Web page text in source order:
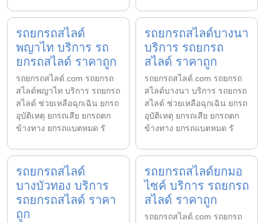
รถยกรถสไลด์
พญาไท บริการ รถ
ยกรถสไลด์ ราคาถูก
รถยกรถสไลด์.com รถยกรถ
สไลด์พญาไท บริการ รถยกรถ
สไลด์ ช่วยเหลือฉุกเฉิน ยกรถ
อุบัติเหตุ ยกรถเสีย ยกรถตก
ข้างทาง ยกรถแบตหมด รั
รถยกรถสไลด์บางนา
บริการ รถยกรถ
สไลด์ ราคาถูก
รถยกรถสไลด์.com รถยกรถ
สไลด์บางนา บริการ รถยกรถ
สไลด์ ช่วยเหลือฉุกเฉิน ยกรถ
อุบัติเหตุ ยกรถเสีย ยกรถตก
ข้างทาง ยกรถแบตหมด รั
รถยกรถสไลด์
บางบัวทอง บริการ
รถยกรถสไลด์ ราคา
ถูก
รถยกรถสไลด์ยกมอ
ไซค์ บริการ รถยกรถ
สไลด์ ราคาถูก
รถยกรถสไลด์.com รถยกรถ